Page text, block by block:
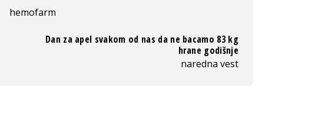
hemofarm
Dan za apel svakom od nas da ne bacamo 83 kg
hrane godišnje
naredna vest